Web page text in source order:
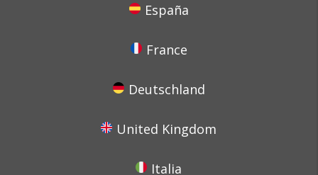
España
France
Deutschland
United Kingdom
Italia